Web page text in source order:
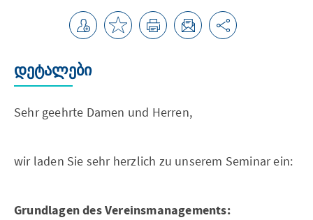
დეტალები
Sehr geehrte Damen und Herren,
wir laden Sie sehr herzlich zu unserem Seminar ein:
Grundlagen des Vereinsmanagements: